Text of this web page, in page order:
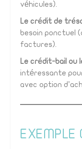
véhicules).
Le crédit de
besoin ponctuel
factures).
Le crédit-bail ou
intéressante
avec option
EXEMPLE